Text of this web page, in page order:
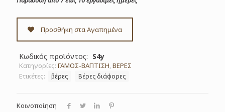
Προσθήκη στα Αγαπημένα
Κωδικός προϊόντος: S4y
Κατηγορίες: ΓΑΜΟΣ-ΒΑΠΤΙΣΗ,ΒΕΡΕΣ
Ετικέτες:
βέρες Βέρες διάφορες
Κοινοποίηση